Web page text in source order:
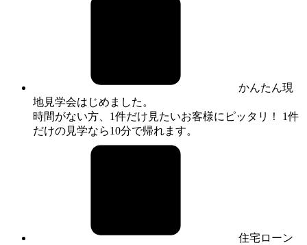
かんたん現
地見学会はじめました。
時間がない方、1件だけ見たいお客様にピッタリ！ 1件
だけの見学なら10分で帰れます。
住宅ローン